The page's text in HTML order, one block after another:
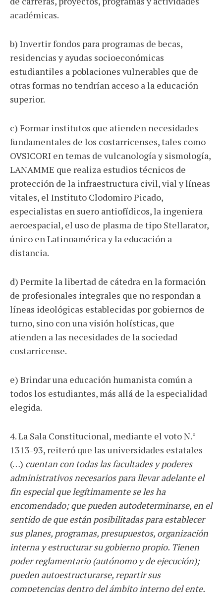
académicas.
b) Invertir fondos para programas de becas,
residencias y ayudas socioeconómicas
estudiantiles a poblaciones vulnerables que de
otras formas no tendrían acceso a la educación
superior.
c) Formar institutos que atienden necesidades
fundamentales de los costarricenses, tales como
OVSICORI en temas de vulcanología y sismología,
LANAMME que realiza estudios técnicos de
protección de la infraestructura civil, vial y líneas
vitales, el Instituto Clodomiro Picado,
especialistas en suero antiofídicos, la ingeniera
aeroespacial, el uso de plasma de tipo Stellarator,
único en Latinoamérica y la educación a
distancia.
d) Permite la libertad de cátedra en la formación
de profesionales integrales que no respondan a
líneas ideológicas establecidas por gobiernos de
turno, sino con una visión holísticas, que
atienden a las necesidades de la sociedad
costarricense.
e) Brindar una educación humanista común a
todos los estudiantes, más allá de la especialidad
elegida.
4. La Sala Constitucional, mediante el voto N.°
1313-93, reiteró que las universidades estatales
(…) cuentan con todas las facultades y poderes
administrativos necesarios para llevar adelante el
fin especial que legítimamente se les ha
encomendado; que pueden autodeterminarse, en el
sentido de que están posibilitadas para establecer
sus planes, programas, presupuestos, organización
interna y estructurar su gobierno propio. Tienen
poder reglamentario (autónomo y de ejecución);
pueden autoestructurarse, repartir sus
competencias dentro del ámbito interno del ente,